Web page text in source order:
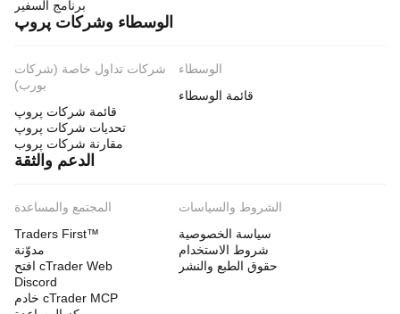
برنامج السفير
الوسطاء وشركات پروپ
شركات تداول خاصة (شركات
بورب)
قائمة شركات پروپ
تحديات شركات پروپ
مقارنة شركات پروب
الوسطاء
قائمة الوسطاء
الدعم والثقة
المجتمع والمساعدة
Traders First™
مدوّنة
افتح cTrader Web
Discord
خادم cTrader MCP
الشروط والسياسات
سياسة الخصوصية
شروط الاستخدام
حقوق الطبع والنشر